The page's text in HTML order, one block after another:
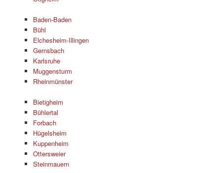
Baden-Baden
Bühl
Elchesheim-Illingen
Gernsbach
Karlsruhe
Muggensturm
Rheinmünster
Bietigheim
Bühlertal
Forbach
Hügelsheim
Kuppenheim
Ottersweier
Steinmauern